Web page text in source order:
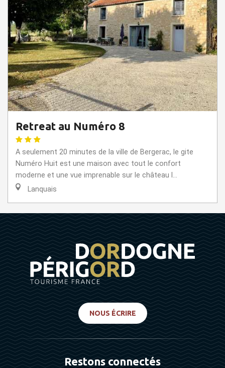
Retreat au Numéro 8
A seulement 20 minutes de la ville de Bergerac, le gite
Numéro Huit est une maison avec tout le confort
moderne et une vue imprenable sur le château l...
Lanquais
NOUS ÉCRIRE
Restons connectés